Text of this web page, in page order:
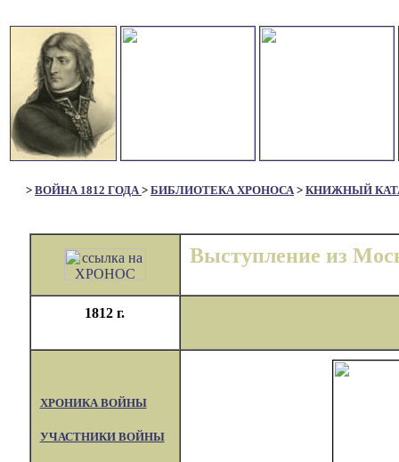
> ВОЙНА 1812 ГОДА> БИБЛИОТЕКА ХРОНОСА> КНИЖНЫЙ
Выступление из
1812 г.
ХРОНИКА ВОЙНЫ
УЧАСТНИКИ ВОЙНЫ